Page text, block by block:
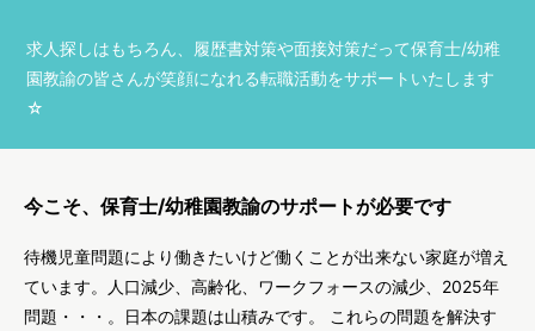
求人探しはもちろん、履歴書対策や面接対策だって保育士/幼稚
園教諭の皆さんが笑顔になれる転職活動をサポートいたします
☆
今こそ、保育士/幼稚園教諭のサポートが必要です
待機児童問題により働きたいけど働くことが出来ない家庭が増え
ています。人口減少、高齢化、ワークフォースの減少、2025年
問題・・・。日本の課題は山積みです。 これらの問題を解決す